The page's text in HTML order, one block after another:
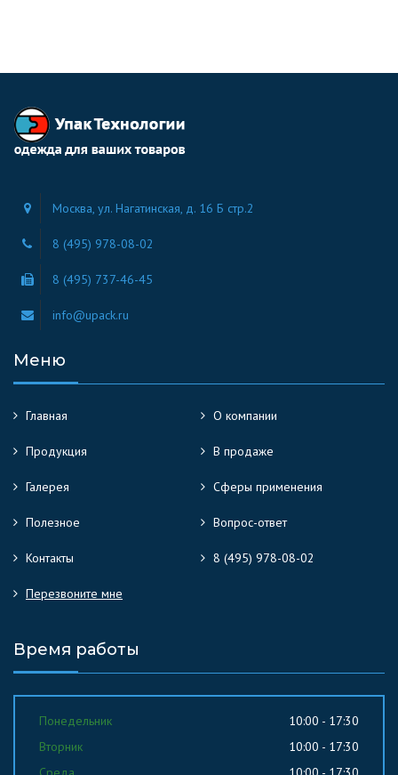
Москва, ул. Нагатинская, д. 16 Б стр.2
8 (495) 978-08-02
8 (495) 737-46-45
info@upack.ru
Меню
Главная О компании
Продукция В продаже
Галерея Сферы применения
Полезное Вопрос-ответ
Контакты 8 (495) 978-08-02
Перезвоните мне
Время работы
Понедельник
10:00 - 17:30
Вторник
10:00 - 17:30